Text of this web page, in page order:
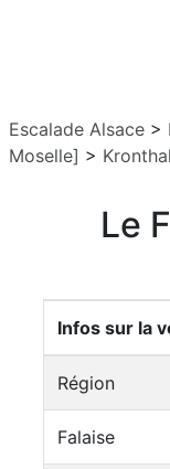
Escalade Alsace >
Moselle] > Kronthal
Le
Infos sur la
Région
Falaise